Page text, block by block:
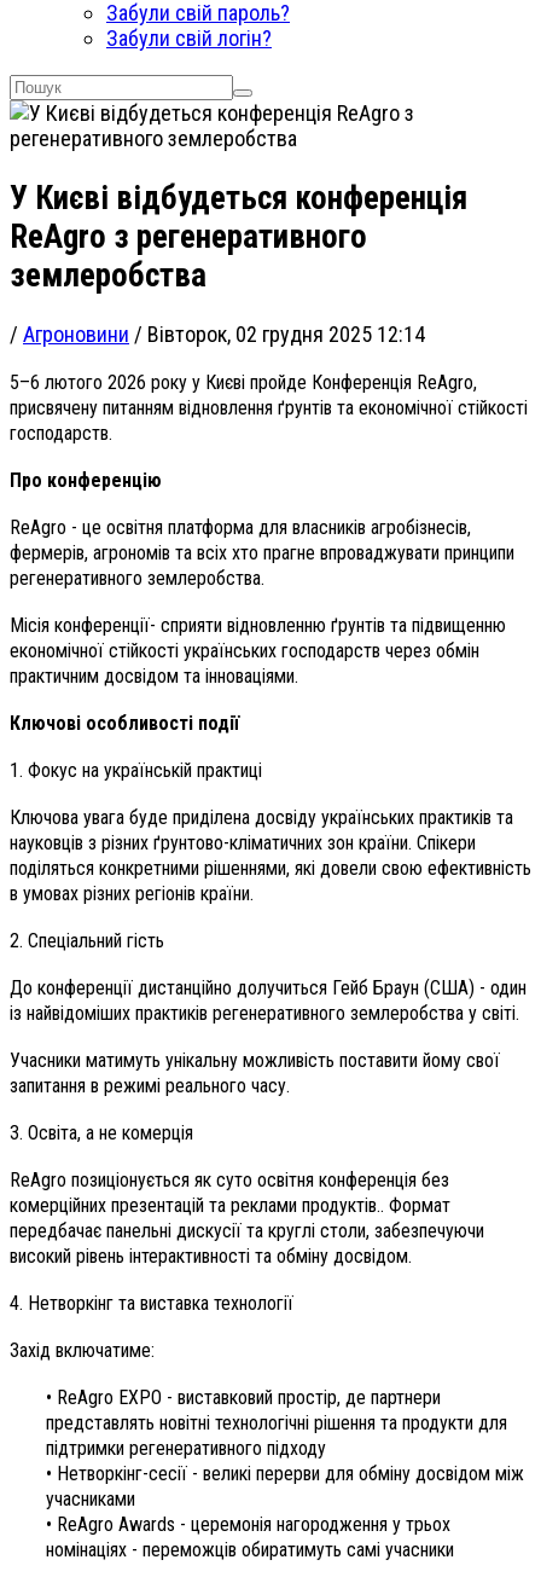
Забули свій пароль?
Забули свій логін?
У Києві відбудеться конференція
ReAgro з регенеративного
землеробства
/ Агроновини / Вівторок, 02 грудня 2025 12:14
5–6 лютого 2026 року у Києві пройде Конференція ReAgro,
присвячену питанням відновлення ґрунтів та економічної стійкості
господарств.
Про конференцію
ReAgro - це освітня платформа для власників агробізнесів,
фермерів, агрономів та всіх хто прагне впроваджувати принципи
регенеративного землеробства.
Місія конференції- сприяти відновленню ґрунтів та підвищенню
економічної стійкості українських господарств через обмін
практичним досвідом та інноваціями.
Ключові особливості події
1. Фокус на українській практиці
Ключова увага буде приділена досвіду українських практиків та
науковців з різних ґрунтово-кліматичних зон країни. Спікери
поділяться конкретними рішеннями, які довели свою ефективність
в умовах різних регіонів країни.
2. Спеціальний гість
До конференції дистанційно долучиться Гейб Браун (США) - один
із найвідоміших практиків регенеративного землеробства у світі.
Учасники матимуть унікальну можливість поставити йому свої
запитання в режимі реального часу.
3. Освіта, а не комерція
ReAgro позиціонується як суто освітня конференція без
комерційних презентацій та реклами продуктів.. Формат
передбачає панельні дискусії та круглі столи, забезпечуючи
високий рівень інтерактивності та обміну досвідом.
4. Нетворкінг та виставка технології
Захід включатиме:
• ReAgro EXPO - виставковий простір, де партнери
представлять новітні технологічні рішення та продукти для
підтримки регенеративного підходу
• Нетворкінг-сесії - великі перерви для обміну досвідом між
учасниками
• ReAgro Awards - церемонія нагородження у трьох
номінаціях - переможців обиратимуть самі учасники